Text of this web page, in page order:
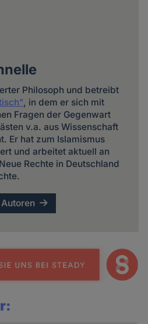
Philosoph und betreibt
, in dem er sich mit
Fragen der Gegenwart
v.a. aus Wissenschaft
Er hat zum Islamismus
und arbeitet aktuell an
Rechte in Deutschland